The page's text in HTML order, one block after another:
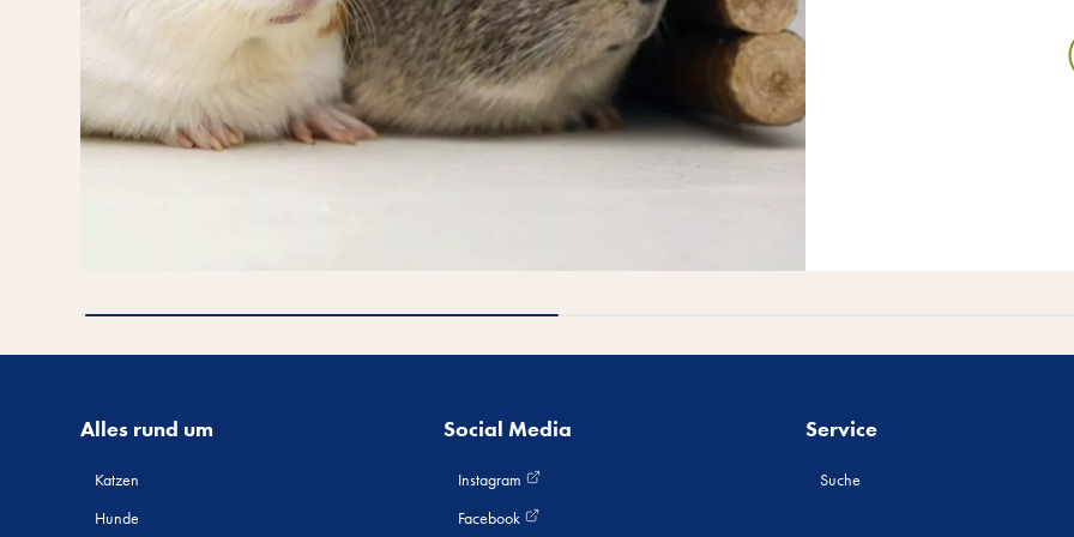
Alles rund um
Katzen
Hunde
Social Media
Instagram
Facebook
Service
Suche